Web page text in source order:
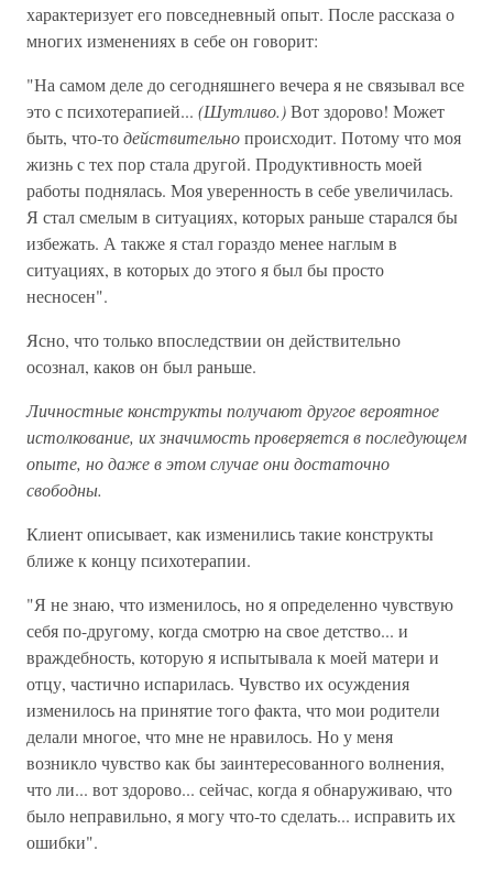
характеризует его повседневный опыт. После рассказа о
многих изменениях в себе он говорит:
"На самом деле до сегодняшнего вечера я не связывал все
это с психотерапией... (Шутливо.)Вот здорово! Может
быть, что-тодействительнопроисходит. Потому что моя
жизнь с тех пор стала другой. Продуктивность моей
работы поднялась. Моя уверенность в себе увеличилась.
Я стал смелым в ситуациях, которых раньше старался бы
избежать. А также я стал гораздо менее наглым в
ситуациях, в которых до этого я был бы просто
несносен".
Ясно, что только впоследствии он действительно
осознал, каков он был раньше.
Личностные конструкты получают другое вероятное
истолкование, их значимость проверяется в последующем
опыте, но даже в этом случае они достаточно
свободны.
Клиент описывает, как изменились такие конструкты
ближе к концу психотерапии.
"Я не знаю, что изменилось, но я определенно чувствую
себя по-другому, когда смотрю на свое детство... и
враждебность, которую я испытывала к моей матери и
отцу, частично испарилась. Чувство их осуждения
изменилось на принятие того факта, что мои родители
делали многое, что мне не нравилось. Но у меня
возникло чувство как бы заинтересованного волнения,
что ли... вот здорово... сейчас, когда я обнаруживаю, что
было неправильно, я могу что-то сделать... исправить их
ошибки".